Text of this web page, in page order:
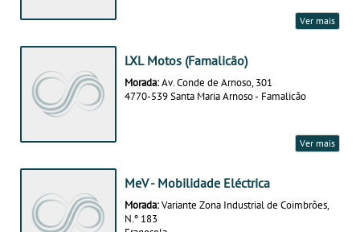
Ver mais
LXL Motos (Famalicão)
Morada:Av. Conde de Arnoso, 301
4770-539 Santa Maria Arnoso - Famalicão
Ver mais
MeV - Mobilidade Eléctrica
Morada:Variante Zona Industrial de Coimbrões,
N.º 183